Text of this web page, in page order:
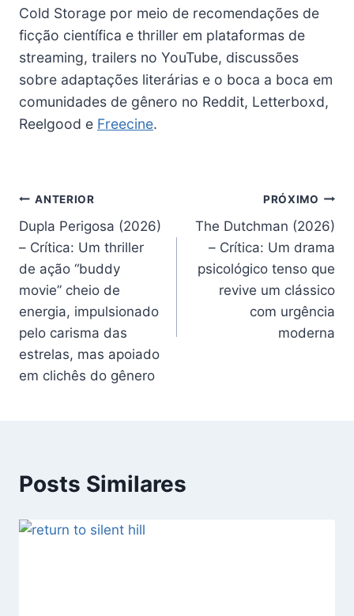
Cold Storage por meio de recomendações de
ficção científica e thriller em plataformas de
streaming, trailers no YouTube, discussões
sobre adaptações literárias e o boca a boca em
comunidades de gênero no Reddit, Letterboxd,
Reelgood e Freecine.
Navegação
de
Post
ANTERIOR
Dupla Perigosa (2026)
– Crítica: Um thriller
de ação “buddy
movie” cheio de
energia, impulsionado
pelo carisma das
estrelas, mas apoiado
em clichês do gênero
PRÓXIMO
The Dutchman (2026)
– Crítica: Um drama
psicológico tenso que
revive um clássico
com urgência
moderna
Posts Similares